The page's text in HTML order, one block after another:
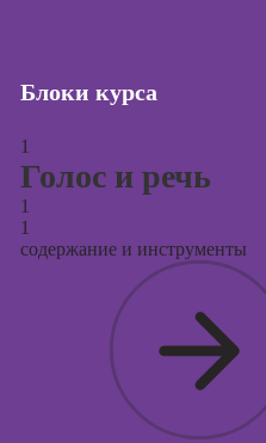
Блоки курса
1
Голос и речь
1
1
содержание и инструменты